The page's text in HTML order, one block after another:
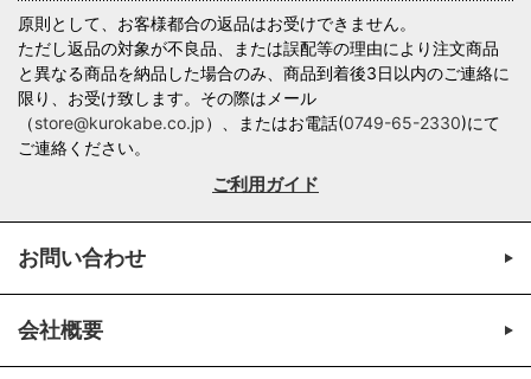
原則として、お客様都合の返品はお受けできません。
ただし返品の対象が不良品、または誤配等の理由により注文商品
と異なる商品を納品した場合のみ、商品到着後3日以内のご連絡に
限り、お受け致します。その際はメール
（store@kurokabe.co.jp）、またはお電話(0749-65-2330)にて
ご連絡ください。
ご利用ガイド
お問い合わせ
会社概要